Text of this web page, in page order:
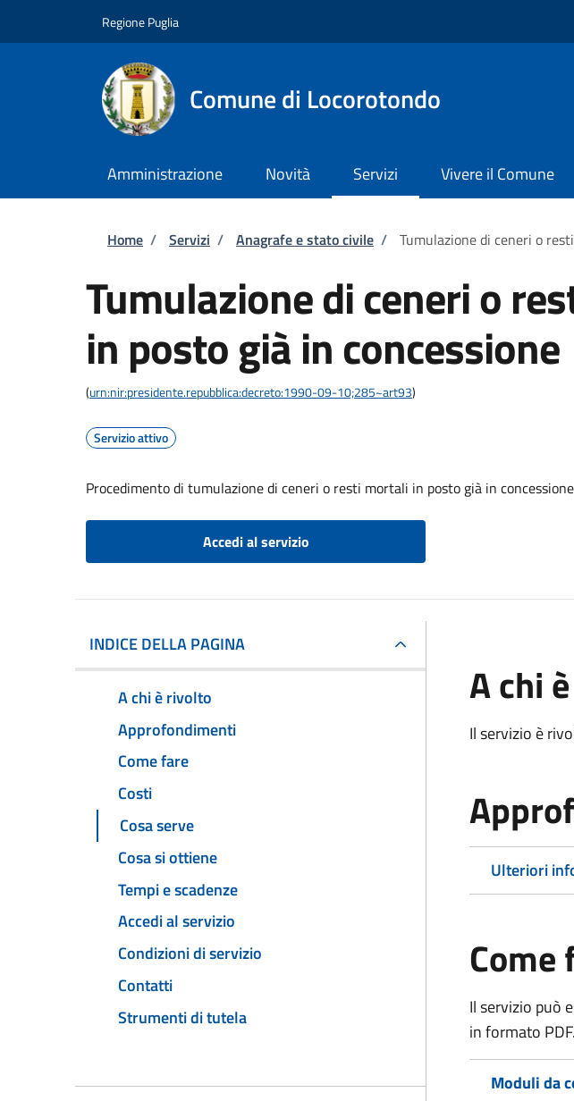
Regione Puglia
Comune di Locorotondo
Amministrazione Novità Servizi Vivere il Comune
Briciole di pane
Home / Servizi / Anagrafe e stato civile / Tumulazione di ceneri o
Tumulazione di ceneri o
in posto già in concessione
(urn:nir:presidente.repubblica:decreto:1990-09-10;285~art93)
Servizio attivo
Procedimento di tumulazione di ceneri o resti mortali in posto già in concessione
Accedi al servizio
INDICE DELLA PAGINA
A chi è rivolto
Approfondimenti
Come fare
Costi
Cosa serve
Cosa si ottiene
Tempi e scadenze
Accedi al servizio
Condizioni di servizio
Contatti
Strumenti di tutela
A chi
Il servizio è
Ulteriori
Come
Il servizio può
in formato PDF.
Moduli da